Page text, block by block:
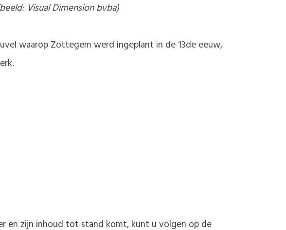
Visual Dimension bvba)
waarop Zottegem werd ingeplant in de 13de eeuw,
en zijn inhoud tot stand komt, kunt u volgen op de